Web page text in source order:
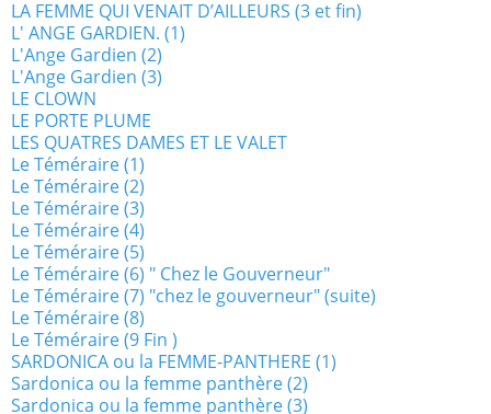
LA FEMME QUI VENAIT D’AILLEURS (3 et fin)
L' ANGE GARDIEN. (1)
L'Ange Gardien (2)
L'Ange Gardien (3)
LE CLOWN
LE PORTE PLUME
LES QUATRES DAMES ET LE VALET
Le Téméraire (1)
Le Téméraire (2)
Le Téméraire (3)
Le Téméraire (4)
Le Téméraire (5)
Le Téméraire (6) " Chez le Gouverneur"
Le Téméraire (7) "chez le gouverneur" (suite)
Le Téméraire (8)
Le Téméraire (9 Fin )
SARDONICA ou la FEMME-PANTHERE (1)
Sardonica ou la femme panthère (2)
Sardonica ou la femme panthère (3)